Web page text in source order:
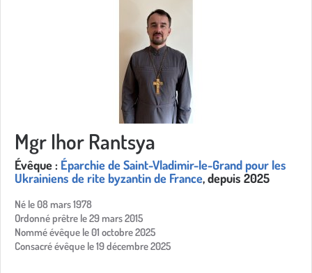
Mgr Ihor Rantsya
Évêque : Éparchie de Saint-Vladimir-le-Grand pour les
Ukrainiens de rite byzantin de France, depuis 2025
Né le 08 mars 1978
Ordonné prêtre le 29 mars 2015
Nommé évêque le 01 octobre 2025
Consacré évêque le 19 décembre 2025